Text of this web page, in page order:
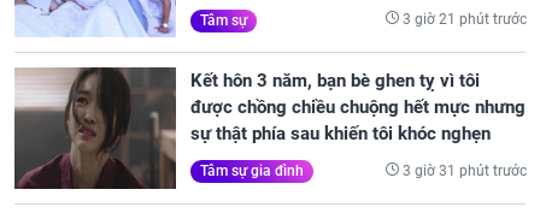
Tâm sự 3 giờ 21 phút trước
Kết hôn 3 năm, bạn bè ghen tỵ vì tôi
được chồng chiều chuộng hết mực nhưng
sự thật phía sau khiến tôi khóc nghẹn
Tâm sự gia đình 3 giờ 31 phút trước